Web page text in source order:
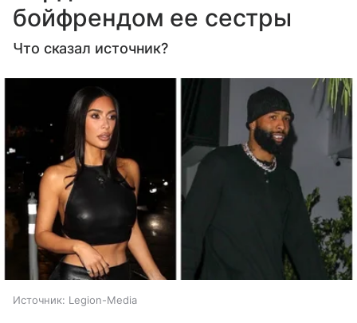
бойфрендом ее сестры
Что сказал источник?
Источник: Legion-Media